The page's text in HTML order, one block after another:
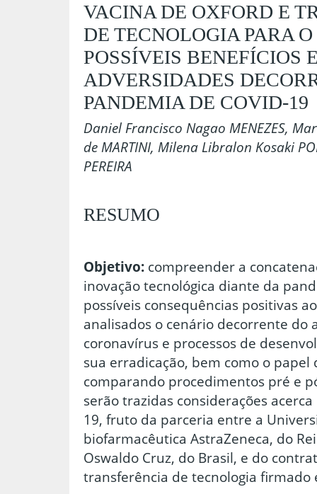
VACINA DE OXFORD E
DE TECNOLOGIA PARA
POSSÍVEIS BENEFÍCIOS
ADVERSIDADES
PANDEMIA DE COVID-19
Daniel Francisco Nagao MENEZES,
de MARTINI, Milena Libralon Kosaki
PEREIRA
RESUMO
Objetivo: compreender a
inovação tecnológica diante da
possíveis consequências positivas
analisados o cenário decorrente do
coronavírus e processos de
sua erradicação, bem como o papel
comparando procedimentos pré e
serão trazidas considerações
19, fruto da parceria entre a
biofarmacêutica AstraZeneca, do
Oswaldo Cruz, do Brasil, e do
transferência de tecnologia firmado